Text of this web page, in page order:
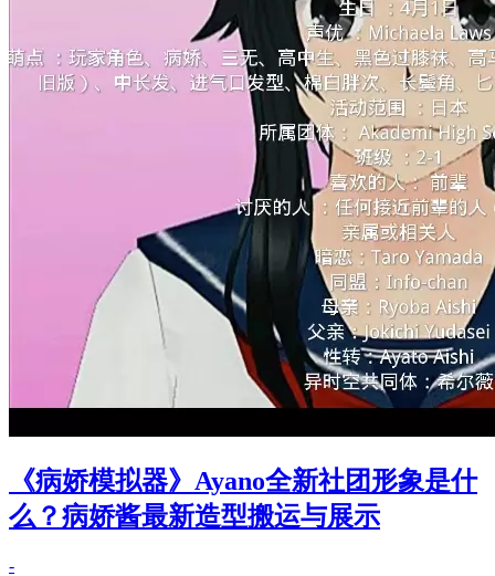
《病娇模拟器》Ayano全新社团形象是什
么？病娇酱最新造型搬运与展示
-